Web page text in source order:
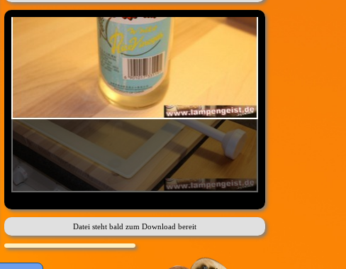
Datei steht bald zum Download bereit